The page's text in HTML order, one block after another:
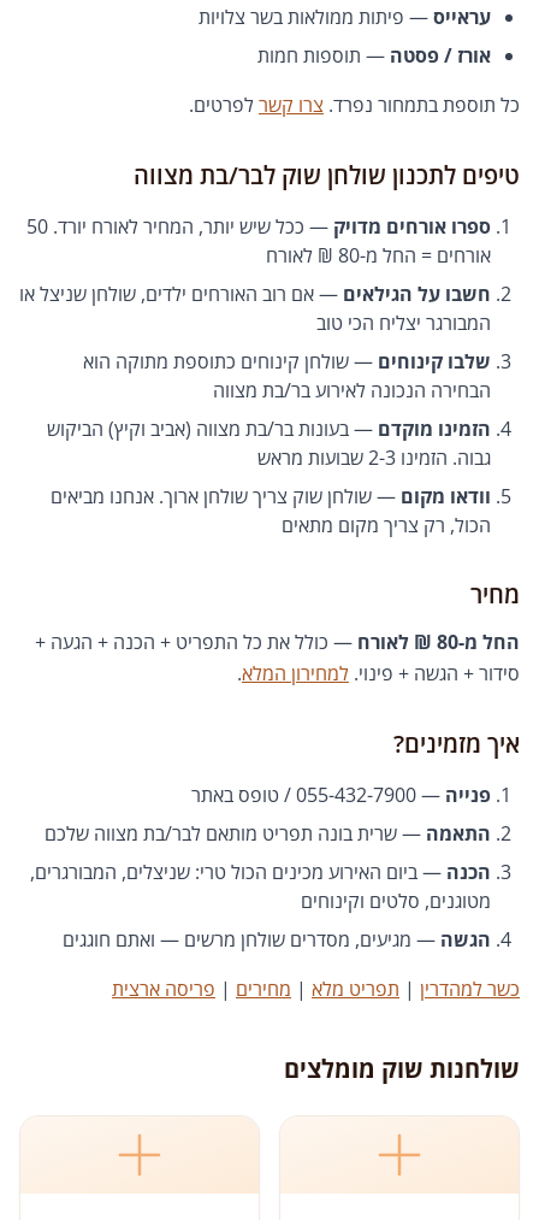
עראייס— פיתות ממולאות בשר צלויות
אורז / פסטה — תוספות חמות
כל תוספת בתמחור נפרד. צרו קשרלפרטים.
טיפים לתכנון שולחן שוק לבר/בת מצווה
ספרו אורחים מדויק
— ככל שיש יותר, המחיר לאורח יורד. 50
אורחים = החל מ-80 ₪ לאורח
חשבו על הגילאים — אם רוב האורחים ילדים, שולחן שניצל או
המבורגר יצליח הכי טוב
שלבו קינוחים — שולחן קינוחים כתוספת מתוקה הוא
הבחירה הנכונה לאירוע בר/בת מצווה
הזמינו מוקדם — בעונות בר/בת מצווה (אביב וקיץ) הביקוש
גבוה. הזמינו 2-3 שבועות מראש
וודאו מקום — שולחן שוק צריך שולחן ארוך. אנחנו מביאים
הכול, רק צריך מקום מתאים
מחיר
החל מ-80 ₪ לאורח
— כולל את כל התפריט + הכנה + הגעה +
סידור + הגשה + פינוי. למחירון המלא.
איך מזמינים?
פנייה — 055-432-7900 / טופס באתר
התאמה — שרית בונה תפריט מותאם לבר/בת מצווה שלכם
הכנה — ביום האירוע מכינים הכול טרי: שניצלים, המבורגרים,
מטוגנים, סלטים וקינוחים
הגשה — מגיעים, מסדרים שולחן מרשים — ואתם חוגגים
כשר למהדרין | תפריט מלא | מחירים | פריסה ארצית
שולחנות שוק מומלצים